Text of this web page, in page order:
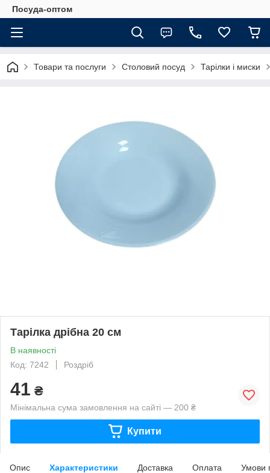
Посуда-оптом
Товари та послуги Столовий посуд Тарілки і миски
Тарілка дрібна 20 см
В наявності
Код: 7242
Роздріб
41 ₴
Мінімальна сума замовлення на сайті — 200 ₴
Купити
Опис Характеристики Доставка Оплата Умови